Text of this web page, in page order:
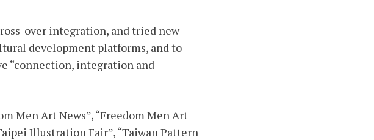
over integration, and tried new
development platforms, and to
“connection, integration and
Men Art News”, “Freedom Men Art
Illustration Fair”, “Taiwan Pattern